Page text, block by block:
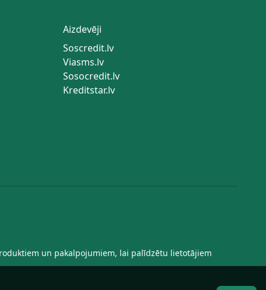
Aizdevēji
Soscredit.lv
Viasms.lv
Sosocredit.lv
Kreditstar.lv
un pakalpojumiem, lai palīdzētu lietotājiem